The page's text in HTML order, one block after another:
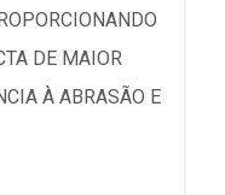
DE MAIOR
À ABRASÃO E